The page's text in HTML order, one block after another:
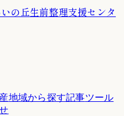
の丘生前整理支援センタ
地域から探す記事ツール